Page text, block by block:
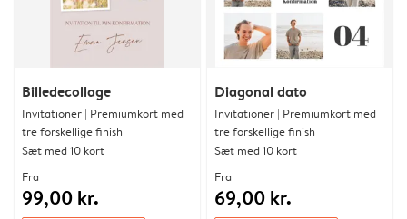
Billedecollage
Invitationer | Premiumkort med
tre forskellige finish
Sæt med 10 kort
Fra
99,00 kr.
Diagonal dato
Invitationer | Premiumkort med
tre forskellige finish
Sæt med 10 kort
Fra
69,00 kr.